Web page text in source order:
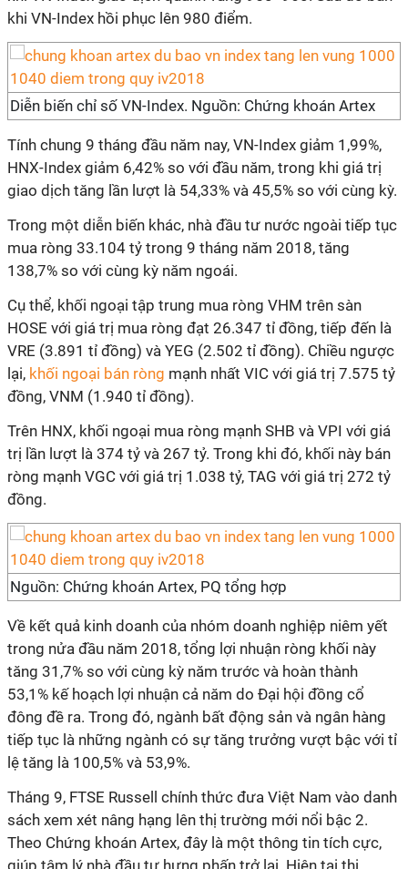
khi VN-Index hồi phục lên 980 điểm.
Diễn biến chỉ số VN-Index. Nguồn: Chứng khoán Artex
Tính chung 9 tháng đầu năm nay, VN-Index giảm 1,99%,
HNX-Index giảm 6,42% so với đầu năm, trong khi giá trị
giao dịch tăng lần lượt là 54,33% và 45,5% so với cùng kỳ.
Trong một diễn biến khác, nhà đầu tư nước ngoài tiếp tục
mua ròng 33.104 tỷ trong 9 tháng năm 2018, tăng
138,7% so với cùng kỳ năm ngoái.
Cụ thể, khối ngoại tập trung mua ròng VHM trên sàn
HOSE với giá trị mua ròng đạt 26.347 tỉ đồng, tiếp đến là
VRE (3.891 tỉ đồng) và YEG (2.502 tỉ đồng). Chiều ngược
lại, khối ngoại bán ròng mạnh nhất VIC với giá trị 7.575 tỷ
đồng, VNM (1.940 tỉ đồng).
Trên HNX, khối ngoại mua ròng mạnh SHB và VPI với giá
trị lần lượt là 374 tỷ và 267 tỷ. Trong khi đó, khối này bán
ròng mạnh VGC với giá trị 1.038 tỷ, TAG với giá trị 272 tỷ
đồng.
Nguồn: Chứng khoán Artex, PQ tổng hợp
Về kết quả kinh doanh của nhóm doanh nghiệp niêm yết
trong nửa đầu năm 2018, tổng lợi nhuận ròng khối này
tăng 31,7% so với cùng kỳ năm trước và hoàn thành
53,1% kế hoạch lợi nhuận cả năm do Đại hội đồng cổ
đông đề ra. Trong đó, ngành bất động sản và ngân hàng
tiếp tục là những ngành có sự tăng trưởng vượt bậc với tỉ
lệ tăng là 100,5% và 53,9%.
Tháng 9, FTSE Russell chính thức đưa Việt Nam vào danh
sách xem xét nâng hạng lên thị trường mới nổi bậc 2.
Theo Chứng khoán Artex, đây là một thông tin tích cực,
giúp tâm lý nhà đầu tư hưng phấn trở lại. Hiện tại thị